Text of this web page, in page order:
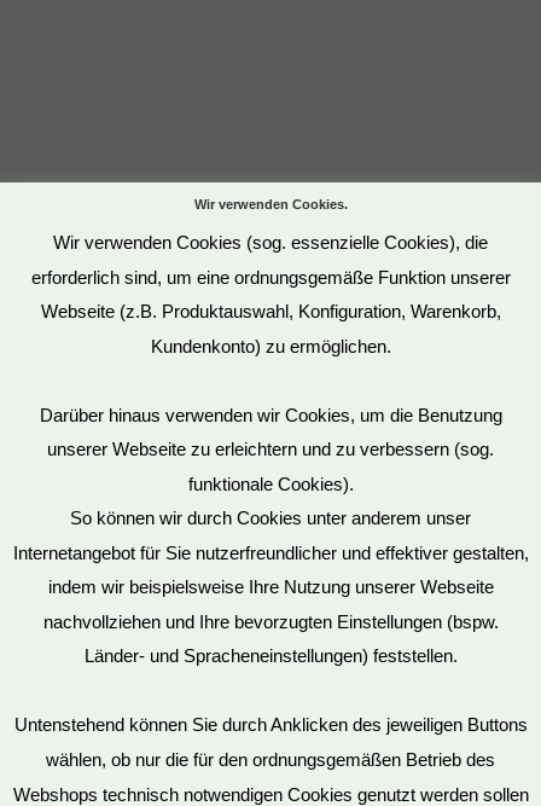
Datenschutz
Mein Konto
Vertrag widerrufen
Wir verwenden Cookies.
Wir verwenden Cookies (sog. essenzielle Cookies), die
erforderlich sind, um eine ordnungsgemäße Funktion unserer
Webseite (z.B. Produktauswahl, Konfiguration, Warenkorb,
Kundenkonto) zu ermöglichen.
Darüber hinaus verwenden wir Cookies, um die Benutzung
unserer Webseite zu erleichtern und zu verbessern (sog.
funktionale Cookies).
So können wir durch Cookies unter anderem unser
Internetangebot für Sie nutzerfreundlicher und effektiver gestalten,
indem wir beispielsweise Ihre Nutzung unserer Webseite
nachvollziehen und Ihre bevorzugten Einstellungen (bspw.
Länder- und Spracheneinstellungen) feststellen.
Untenstehend können Sie durch Anklicken des jeweiligen Buttons
wählen, ob nur die für den ordnungsgemäßen Betrieb des
Webshops technisch notwendigen Cookies genutzt werden sollen